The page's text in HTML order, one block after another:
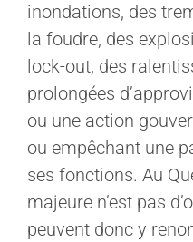
inondations, des
la foudre, des
lock-out, des
prolongées
ou une action
ou empêchant une
ses fonctions. Au
majeure n’est pas
peuvent donc y